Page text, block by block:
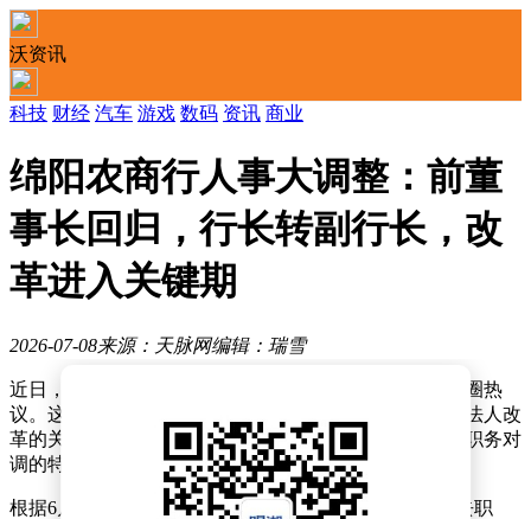
沃资讯
科技 财经 汽车 游戏 数码 资讯 商业
绵阳农商行人事大调整：前董
事长回归，行长转副行长，改
革进入关键期
2026-07-08来源：天脉网编辑：瑞雪
近日，四川绵阳农商银行一系列高层人事变动引发金融圈热
议。这家成立仅五年的城区农商银行，在推进市级统一法人改
革的关键节点，罕见地出现董事长回归、行长与副行长职务对
调的特殊人事安排。
根据6月23日披露的公告，原行长潘德风因工作调整辞去职